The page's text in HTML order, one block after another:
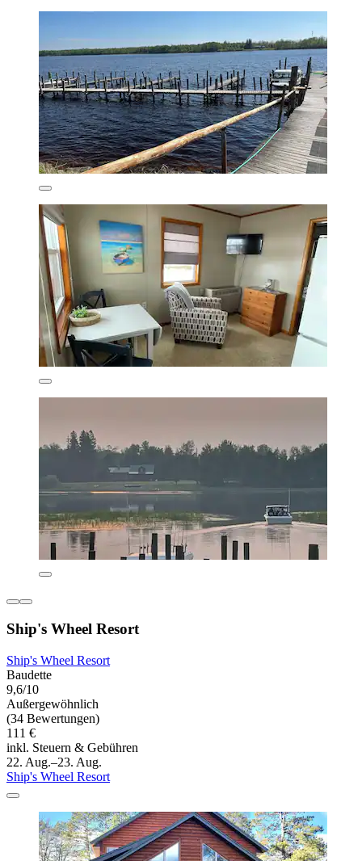
Ship's Wheel Resort
Ship's Wheel Resort
Baudette
9,6/10
Außergewöhnlich
(34 Bewertungen)
111 €
inkl. Steuern & Gebühren
22. Aug.–23. Aug.
Ship's Wheel Resort